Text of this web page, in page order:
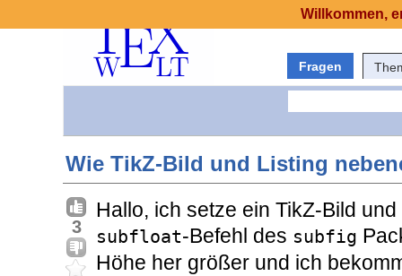
Fragen
Wie TikZ-Bild und Listing
3
Hallo, ich setze ein TikZ-Bild
subfloat-Befehl des subfig
Höhe her größer und ich
Willkommen,